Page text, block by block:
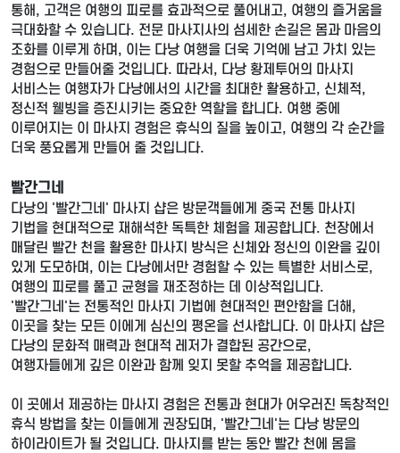
통해, 고객은 여행의 피로를 효과적으로 풀어내고, 여행의 즐거움을
극대화할 수 있습니다. 전문 마사지사의 섬세한 손길은 몸과 마음의
조화를 이루게 하며, 이는 다낭 여행을 더욱 기억에 남고 가치 있는
경험으로 만들어줄 것입니다. 따라서, 다낭 황제투어의 마사지
서비스는 여행자가 다낭에서의 시간을 최대한 활용하고, 신체적,
정신적 웰빙을 증진시키는 중요한 역할을 합니다. 여행 중에
이루어지는 이 마사지 경험은 휴식의 질을 높이고, 여행의 각 순간을
더욱 풍요롭게 만들어 줄 것입니다.
빨간그네
다낭의 '빨간그네' 마사지 샵은 방문객들에게 중국 전통 마사지
기법을 현대적으로 재해석한 독특한 체험을 제공합니다. 천장에서
매달린 빨간 천을 활용한 마사지 방식은 신체와 정신의 이완을 깊이
있게 도모하며, 이는 다낭에서만 경험할 수 있는 특별한 서비스로,
여행의 피로를 풀고 균형을 재조정하는 데 이상적입니다.
'빨간그네'는 전통적인 마사지 기법에 현대적인 편안함을 더해,
이곳을 찾는 모든 이에게 심신의 평온을 선사합니다. 이 마사지 샵은
다낭의 문화적 매력과 현대적 레저가 결합된 공간으로,
여행자들에게 깊은 이완과 함께 잊지 못할 추억을 제공합니다.
이 곳에서 제공하는 마사지 경험은 전통과 현대가 어우러진 독창적인
휴식 방법을 찾는 이들에게 권장되며, '빨간그네'는 다낭 방문의
하이라이트가 될 것입니다. 마사지를 받는 동안 빨간 천에 몸을